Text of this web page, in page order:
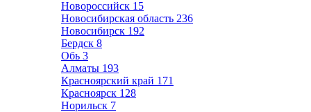
Новороссийск 15
Новосибирская область 236
Новосибирск 192
Бердск 8
Обь 3
Алматы 193
Красноярский край 171
Красноярск 128
Норильск 7